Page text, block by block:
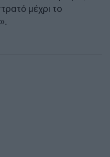
μέχρι το